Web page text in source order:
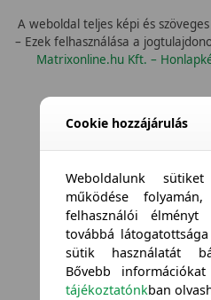
A weboldal teljes képi és
– Ezek felhasználása a
Matrixonline.hu Kft. –
Cookie hozzájárulás
Weboldalunk
működése
felhasználói élményt
továbbá
sütik használatát
Bővebb
tájékoztatónkban
Összes szín